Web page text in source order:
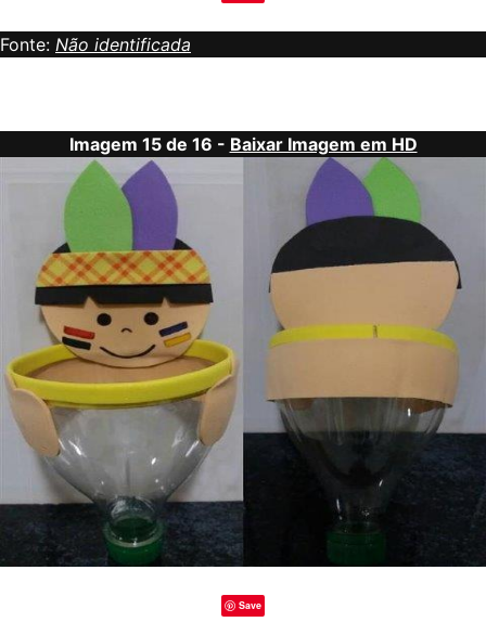
Fonte: Não identificada
Imagem 15 de 16 - Baixar Imagem em HD
Save